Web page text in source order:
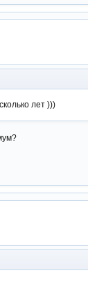
сколько лет )))